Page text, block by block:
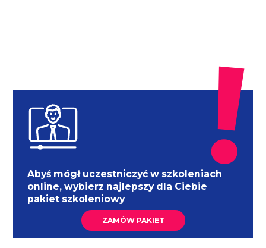
Abyś mógł uczestniczyć w szkoleniach
online, wybierz najlepszy dla Ciebie
pakiet szkoleniowy
ZAMÓW PAKIET